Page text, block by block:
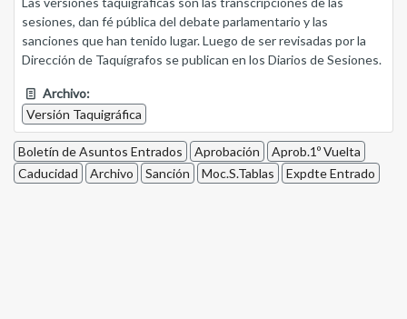
sesiones, dan fé pública del debate parlamentario y las
sanciones que han tenido lugar. Luego de ser revisadas por la
Dirección de Taquígrafos se publican en los Diarios de Sesiones.
Archivo:
Versión Taquigráfica
Boletín de Asuntos Entrados Aprobación
Aprob.1º Vuelta
Caducidad
Archivo Sanción Moc.S.Tablas Expdte Entrado